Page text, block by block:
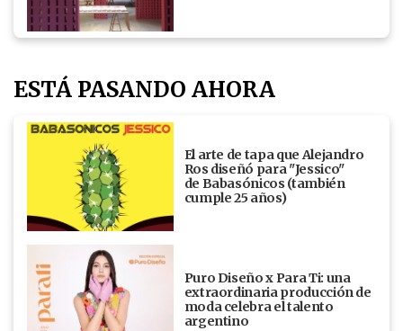
ESTÁ PASANDO AHORA
El arte de tapa que Alejandro
Ros diseñó para "Jessico"
de Babasónicos (también
cumple 25 años)
Puro Diseño x Para Ti: una
extraordinaria producción de
moda celebra el talento
argentino